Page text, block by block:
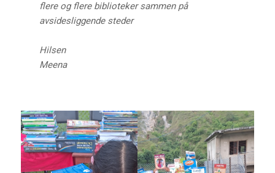
flere og flere biblioteker sammen på
avsidesliggende steder
Hilsen
Meena